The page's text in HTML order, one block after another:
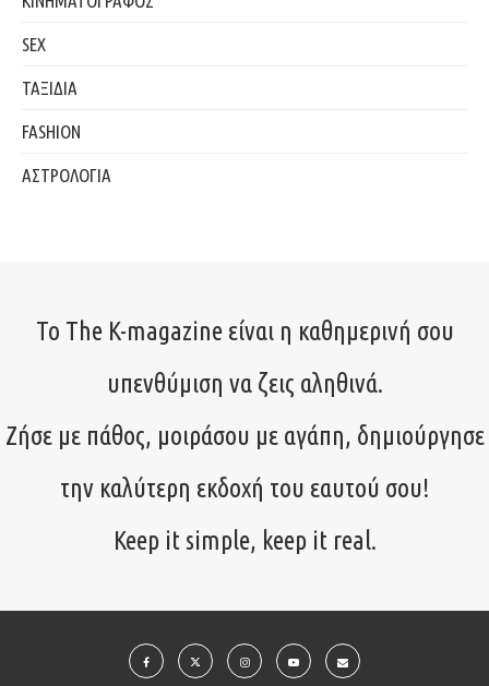
SEX
ΤΑΞΙΔΙΑ
FASHION
ΑΣΤΡΟΛΟΓΙΑ
Το The K-magazine είναι η καθημερινή σου
υπενθύμιση να ζεις αληθινά.
Ζήσε με πάθος, μοιράσου με αγάπη, δημιούργησε
την καλύτερη εκδοχή του εαυτού σου!
Keep it simple, keep it real.